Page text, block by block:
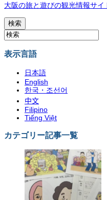
大阪の旅と遊びの観光情報サイ
表示言語
日本語
English
한국・조선어
中文
Filipino
Tiếng Việt
カテゴリー記事一覧